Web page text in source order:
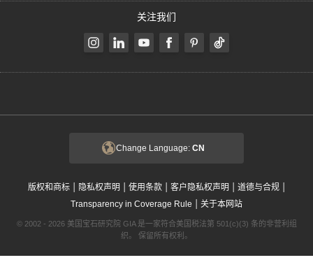
关注我们
Change Language: CN
版权和商标 | 隐私权声明 | 使用条款 | 客户隐私权声明 | 道德与合规 |
Transparency in Coverage Rule | 关于本网站
© 2002 - 2026 美国宝石研究院 GIA 是一家符合美国税法第 501(c)(3) 条的非营利组
织。 保留所有权利。